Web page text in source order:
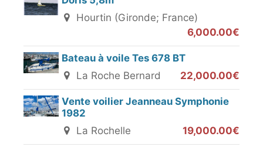
Hourtin (Gironde; France)
6,000.00€
Bateau à voile Tes 678 BT
La Roche Bernard
22,000.00€
Vente voilier Jeanneau Symphonie
1982
La Rochelle
19,000.00€